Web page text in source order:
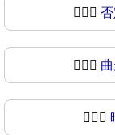
🙍🏾‍♂
🙍🏿‍♂️
🙍🏿‍♂